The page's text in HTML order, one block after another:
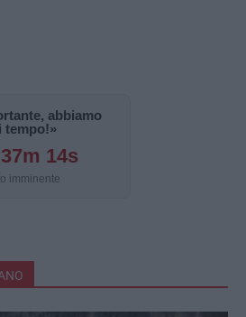
abbiamo
tempo!»
14s
imminente